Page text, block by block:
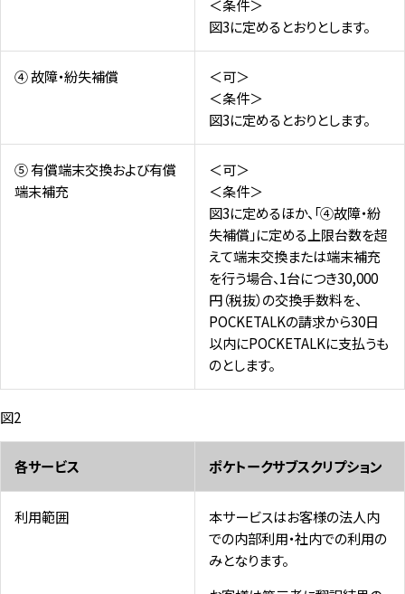
＜条件＞
図3に定めるとおりとします。
④ 故障・紛失補償
＜可＞
＜条件＞
図3に定めるとおりとします。
⑤ 有償端末交換および有償
端末補充
＜可＞
＜条件＞
図3に定めるほか、「④故障・紛
失補償」に定める上限台数を超
えて端末交換または端末補充
を行う場合、1台につき30,000
円（税抜）の交換手数料を、
POCKETALKの請求から30日
以内にPOCKETALKに支払うも
のとします。
図2
各サービス ポケトークサブスクリプション
利用範囲
本サービスはお客様の法人内
での内部利用・社内での利用の
みとなります。